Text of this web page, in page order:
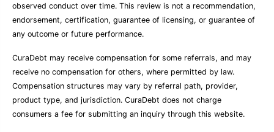
observed conduct over time. This review is not a recommendation,
endorsement, certification, guarantee of licensing, or guarantee of
any outcome or future performance.
CuraDebt may receive compensation for some referrals, and may
receive no compensation for others, where permitted by law.
Compensation structures may vary by referral path, provider,
product type, and jurisdiction. CuraDebt does not charge
consumers a fee for submitting an inquiry through this website.